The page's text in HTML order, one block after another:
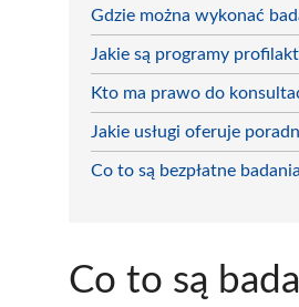
Gdzie można wykonać
Jakie są programy
Kto ma prawo do
Jakie usługi oferuje
Co to są bezpłatne
Co to są